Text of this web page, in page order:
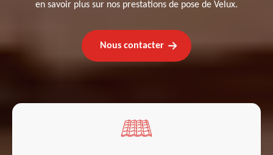
en savoir plus sur nos prestations de pose de Velux.
Nous contacter